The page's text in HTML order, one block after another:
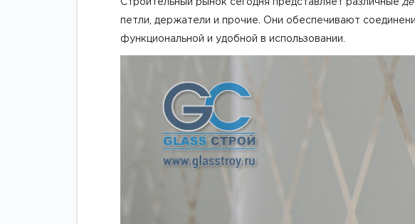
Строительный рынок сегодня представляет различные
петли, держатели и прочие. Они обеспечивают
функциональной и удобной в использовании.